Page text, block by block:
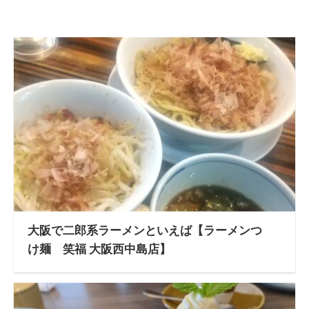
大阪で二郎系ラーメンといえば【ラーメンつ
け麺 笑福 大阪西中島店】